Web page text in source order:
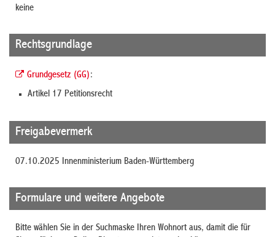
keine
Rechtsgrundlage
Grundgesetz (GG):
Artikel 17 Petitionsrecht
Freigabevermerk
07.10.2025 Innenministerium Baden-Württemberg
Formulare und weitere Angebote
Bitte wählen Sie in der Suchmaske Ihren Wohnort aus, damit die für